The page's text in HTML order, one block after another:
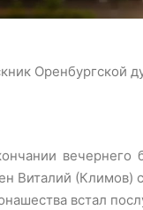
Оренбургской
вечернего
Виталий (Климов)
встал